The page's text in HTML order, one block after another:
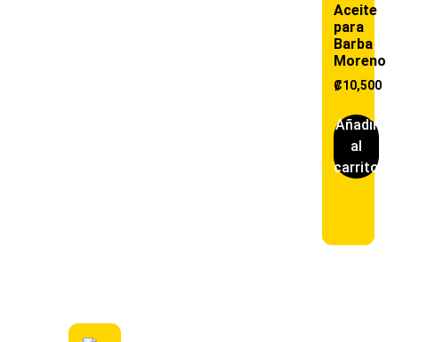
Aceite
para
Barba
Moreno
₡10,500
Añadir
al
carrito